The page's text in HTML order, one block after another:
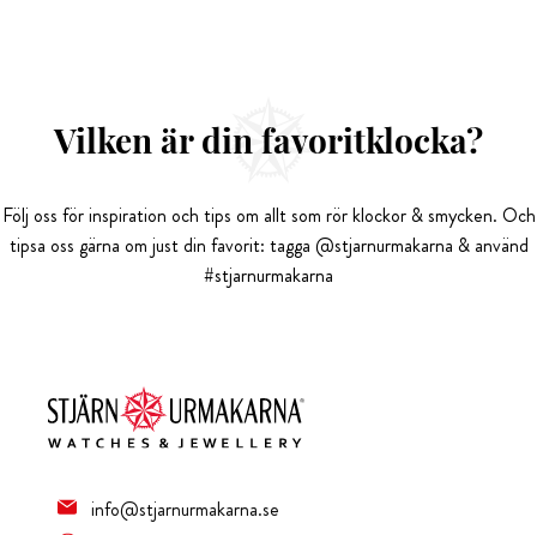
Vilken är din favoritklocka?
Följ oss för inspiration och tips om allt som rör klockor & smycken. Och
tipsa oss gärna om just din favorit: tagga @stjarnurmakarna & använd
#stjarnurmakarna
info@stjarnurmakarna.se